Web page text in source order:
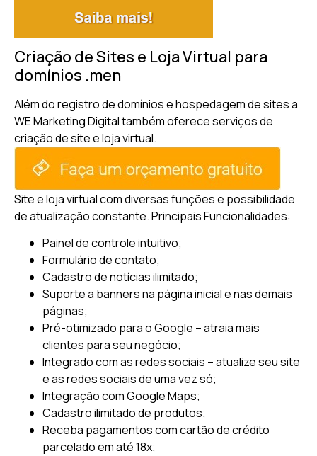
Criação de Sites e Loja Virtual para
domínios .men
Além do registro de domínios e hospedagem de sites a
WE Marketing Digital também oferece serviços de
criação de site e loja virtual.
Site e loja virtual com diversas funções e possibilidade
de atualização constante.Principais Funcionalidades:
Painel de controle intuitivo;
Formulário de contato;
Cadastro de notícias ilimitado;
Suporte a banners na página inicial e nas demais
páginas;
Pré-otimizado para o Google – atraia mais
clientes para seu negócio;
Integrado com as redes sociais – atualize seu site
e as redes sociais de uma vez só;
Integração com Google Maps;
Cadastro ilimitado de produtos;
Receba pagamentos com cartão de crédito
parcelado em até 18x;